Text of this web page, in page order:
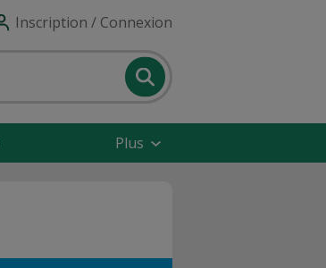
Inscription / Connexion
Plus